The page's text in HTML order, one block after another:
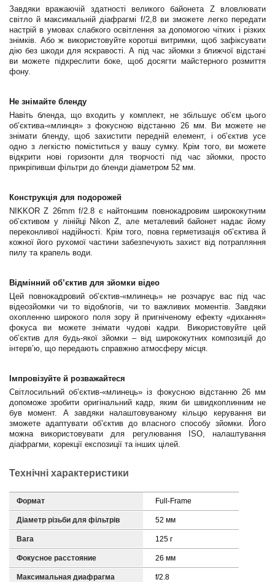
Завдяки вражаючій здатності великого байонета Z вловлювати
світло й максимальній діафрагмі f/2,8 ви зможете легко передати
настрій в умовах слабкого освітлення за допомогою чітких і різких
знімків. Або ж використовуйте коротші витримки, щоб зафіксувати
дію без шкоди для яскравості. А під час зйомки з ближчої відстані
ви можете підкреслити боке, щоб досягти майстерного розмиття
фону.
Не знімайте бленду
Навіть бленда, що входить у комплект, не збільшує об’єм цього
об’єктива-«млинця» з фокусною відстанню 26 мм. Ви можете не
знімати бленду, щоб захистити передній елемент, і об’єктив усе
одно з легкістю поміститься у вашу сумку. Крім того, ви можете
відкрити нові горизонти для творчості під час зйомки, просто
прикріпивши фільтри до бленди діаметром 52 мм.
Конструкція для подорожей
NIKKOR Z 26mm f/2.8 є найтоншим повнокадровим ширококутним
об’єктивом у лінійці Nikon Z, але металевий байонет надає йому
переконливої надійності. Крім того, повна герметизація об’єктива й
кожної його рухомої частини забезпечують захист від потрапляння
пилу та крапель води.
Відмінний об’єктив для зйомки відео
Цей повнокадровий об’єктив-«млинець» не розчарує вас під час
відеозйомки чи то відоблогів, чи то важливих моментів. Завдяки
охопленню широкого поля зору й пригніченому ефекту «дихання»
фокуса ви можете знімати чудові кадри. Використовуйте цей
об’єктив для будь-якої зйомки – від ширококутних композицій до
інтерв’ю, що передають справжню атмосферу місця.
Імпровізуйте й розважайтеся
Світлосильний об’єктив-«млинець» із фокусною відстанню 26 мм
допоможе зробити оригінальний кадр, яким би швидкоплинним не
був момент. А завдяки налаштовуваному кільцю керування ви
зможете адаптувати об’єктив до власного способу зйомки. Його
можна використовувати для регулювання ISO, налаштування
діафрагми, корекції експозиції та інших цілей.
Технічні характеристики
Формат Full-Frame
Діаметр різьби для фільтрів 52 мм
Вага 125 г
Фокусное расстояние 26 мм
Максимальная диафрагма f/2.8